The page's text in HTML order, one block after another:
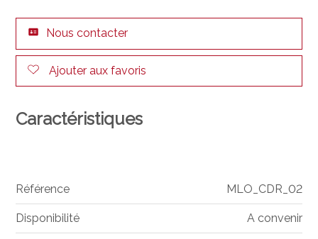
Nous contacter
Ajouter aux favoris
Caractéristiques
Référence MLO_CDR_02
Disponibilité A convenir